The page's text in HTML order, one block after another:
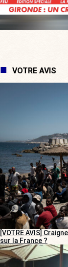
VOTRE AVIS
[VOTRE AVIS]
sur la France ?